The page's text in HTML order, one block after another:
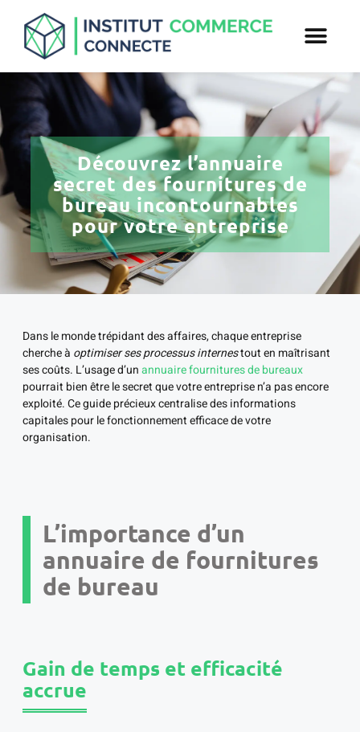
Découvrez l’annuaire
secret des fournitures de
bureau incontournables
pour votre entreprise
Dans le monde trépidant des affaires, chaque entreprise
cherche à optimiser ses processus internestout en maîtrisant
ses coûts. L’usage d’unannuaire fournitures de bureaux
pourrait bien être le secret que votre entreprise n’a pas encore
exploité. Ce guide précieux centralise des informations
capitales pour le fonctionnement efficace de votre
organisation.
L’importance d’un
annuaire de fournitures
de bureau
Gain de temps et efficacité
accrue